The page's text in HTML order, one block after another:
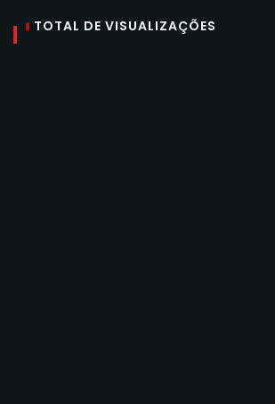
TOTAL DE VISUALIZAÇÕES